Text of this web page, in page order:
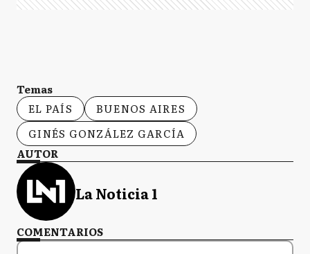
Temas
EL PAÍS
BUENOS AIRES
GINÉS GONZÁLEZ GARCÍA
AUTOR
La Noticia 1
COMENTARIOS